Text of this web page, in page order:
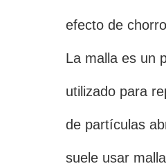
efecto de
La malla es un
utilizado para
de partículas
suele usar